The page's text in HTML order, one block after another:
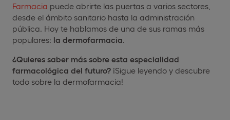
Farmacia puede abrirte las puertas a varios sectores,
desde el ámbito sanitario hasta la administración
pública. Hoy te hablamos de una de sus ramas más
populares: la dermofarmacia
¿Quieres saber más sobre esta especialidad
farmacológica del futuro? ¡Sigue leyendo y descubre
todo sobre la dermofarmacia!